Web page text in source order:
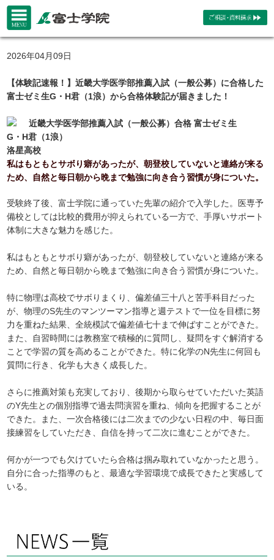
2026年04月09日
【体験記速報！】近畿大学医学部推薦入試（一般公募）に合格した
富士ゼミ生G・H君（1浪）から合格体験記が届きました！
近畿大学医学部推薦入試（一般公募）合格 富士ゼミ生
G・H君（1浪）
洛星高校
私はもともとサボり癖があったが、朝登校していないと連絡が来る
ため、自然と毎日朝から晩まで勉強に向き合う習慣が身についた。
受験終了後、富士学院に通っていた先輩の紹介で入学した。医専予
備校としては比較的費用が抑えられている一方で、手厚いサポート
体制に大きな魅力を感じた。
私はもともとサボり癖があったが、朝登校していないと連絡が来る
ため、自然と毎日朝から晩まで勉強に向き合う習慣が身についた。
特に物理は高校でサボりまくり、偏差値三十八と苦手科目だった
が、物理のS先生のマンツーマン指導と週テストで一位を目標に努
力を重ねた結果、全統模試で偏差値七十まで伸ばすことができた。
また、自習時間には教務室で積極的に質問し、疑問をすぐ解消する
ことで学習の質を高めることができた。特に化学のN先生に何回も
質問に行き、化学も大きく成長した。
さらに推薦対策も充実しており、後期から取らせていただいた英語
のY先生との個別指導で過去問演習を重ね、傾向を把握することが
できた。また、一次合格後には二次までの少ない日程の中、毎日面
接練習をしていただき、自信を持って二次に進むことができた。
何かが一つでも欠けていたら合格は掴み取れていなかったと思う。
自分に合った指導のもと、最適な学習環境で成長できたと実感して
いる。